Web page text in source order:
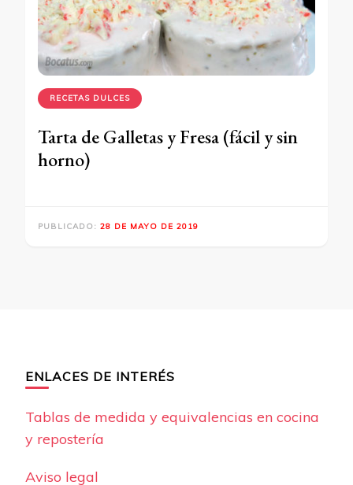
RECETAS DULCES
Tarta de Galletas y Fresa (fácil y sin
horno)
PUBLICADO: 28 DE MAYO DE 2019
ENLACES DE INTERÉS
Tablas de medida y equivalencias en cocina
y repostería
Aviso legal